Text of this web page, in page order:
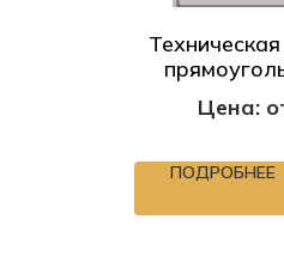
Цена:
ПОДРОБНЕЕ